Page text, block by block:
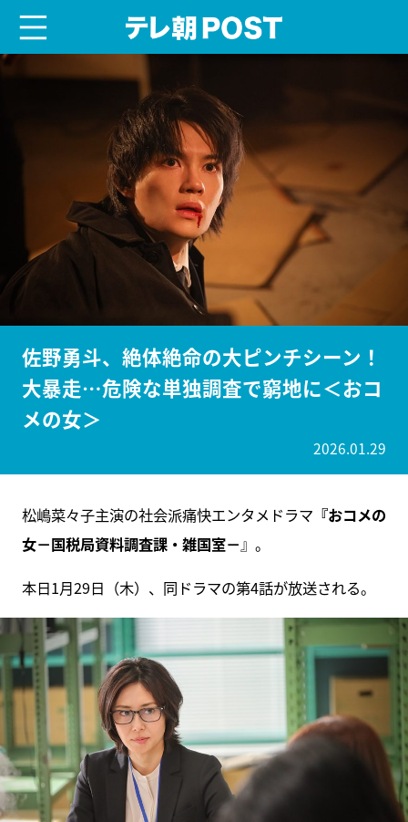
佐野勇斗、絶体絶命の大ピンチシーン！
大暴走…危険な単独調査で窮地に＜おコ
メの女＞
2026.01.29
松嶋菜々子主演の社会派痛快エンタメドラマ 『おコメの
女－国税局資料調査課・雑国室－』。
本日1月29日（木）、同ドラマの第4話が放送される。